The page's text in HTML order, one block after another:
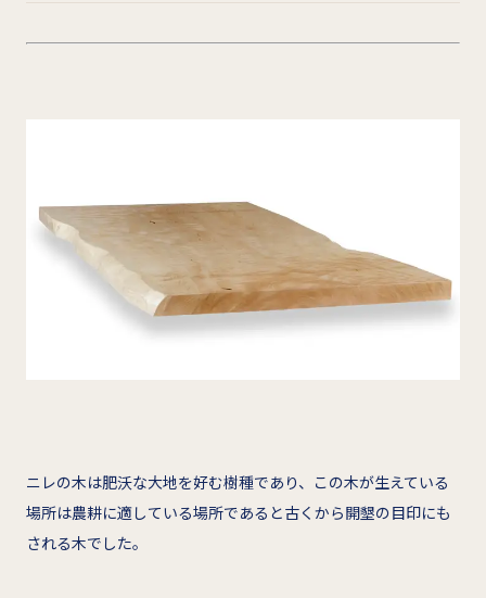
ニレの木は肥沃な大地を好む樹種であり、この木が生えている
場所は農耕に適している場所であると古くから開墾の目印にも
される木でした。